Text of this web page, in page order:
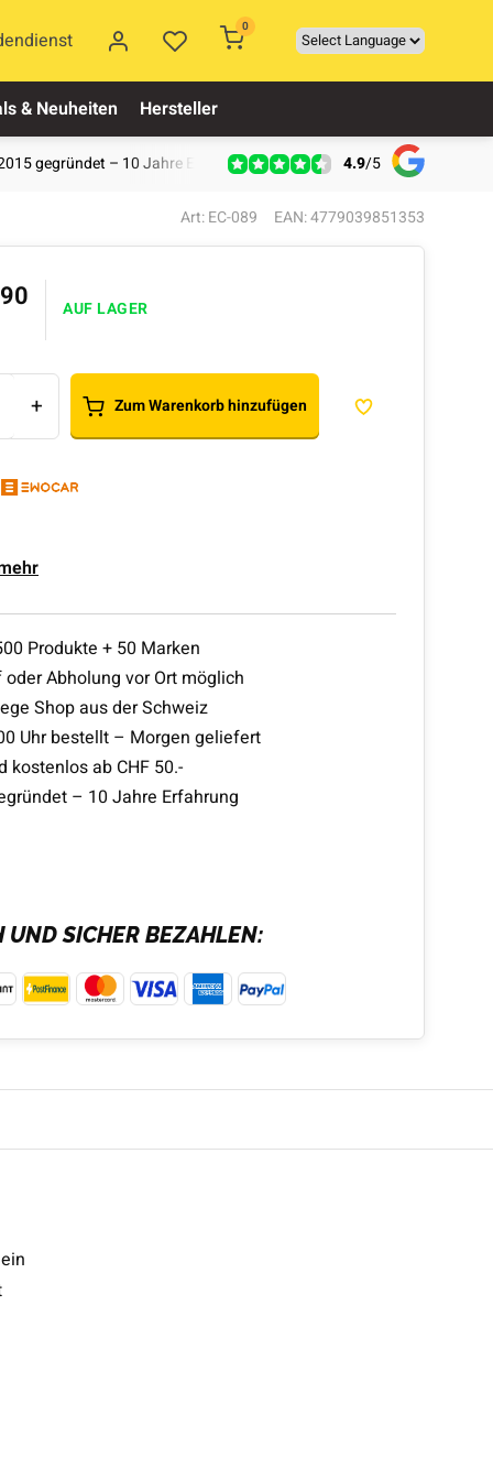
0
& Neuheiten Hersteller
gegründet – 10 Jahre Erfahrung 4.9/5
Art: EC-089 EAN: 4779039851353
AUF LAGER
+ Zum Warenkorb hinzufügen
Produkte + 50 Marken
oder Abholung vor Ort möglich
Shop aus der Schweiz
Uhr bestellt – Morgen geliefert
kostenlos ab CHF 50.-
– 10 Jahre Erfahrung
UND SICHER BEZAHLEN: